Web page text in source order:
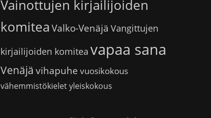
Vainottujen kirjailijoiden
komitea Valko-Venäjä Vangittujen
kirjailijoiden komitea vapaa sana
Venäjä vihapuhe vuosikokous
vähemmistökieletyleiskokous